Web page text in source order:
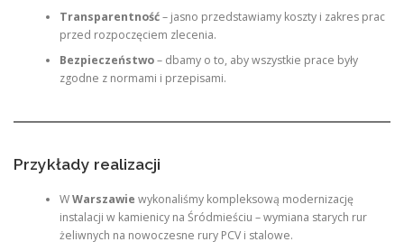
Transparentność– jasno przedstawiamy koszty i zakres prac
przed rozpoczęciem zlecenia.
Bezpieczeństwo– dbamy o to, aby wszystkie prace były
zgodne z normami i przepisami.
Przykłady realizacji
WWarszawie wykonaliśmy kompleksową modernizację
instalacji w kamienicy na Śródmieściu – wymiana starych rur
żeliwnych na nowoczesne rury PCV i stalowe.